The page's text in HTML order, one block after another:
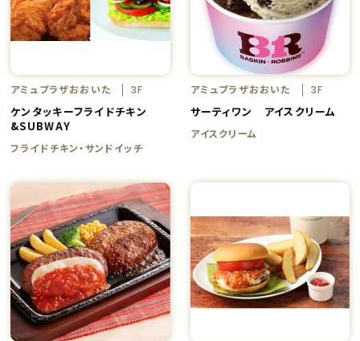
アミュプラザおおいた 3F
ケンタッキーフライドチキン
&SUBWAY
フライドチキン・サンドイッチ
アミュプラザおおいた 3F
サーティワン アイスクリーム
アイスクリーム